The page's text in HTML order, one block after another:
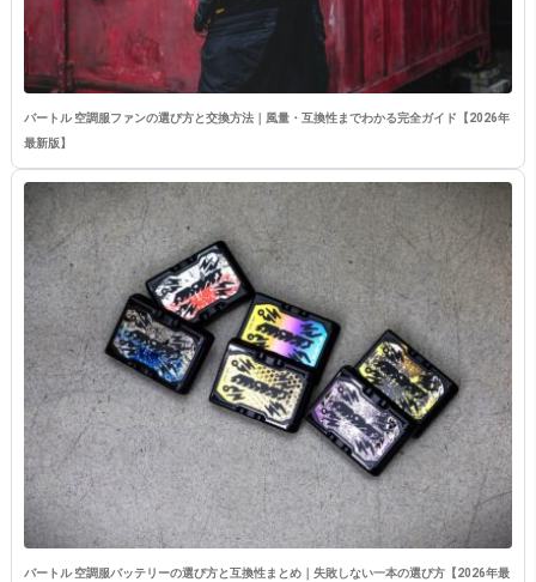
バートル 空調服ファンの選び方と交換方法｜風量・互換性までわかる完全ガイド【2026年
最新版】
バートル 空調服バッテリーの選び方と互換性まとめ｜失敗しない一本の選び方【2026年最